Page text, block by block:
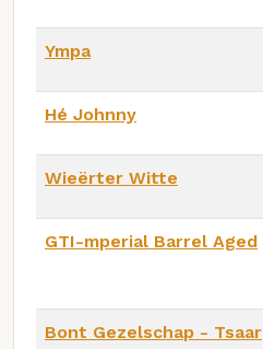
Ympa
Hé Johnny
Wieërter Witte
GTI-mperial Barrel Aged
Bont Gezelschap - Tsaar